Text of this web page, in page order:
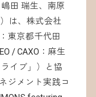
田 瑞生、南原
は、株式会社
東京都千代田
/ CAXO：麻生
イブ」）と協
ジメント実践コ